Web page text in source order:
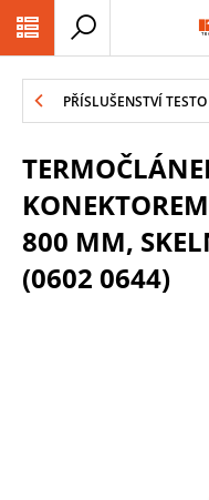
PŘÍSLUŠENSTVÍ TESTO
800 MM,
(0602 0644)